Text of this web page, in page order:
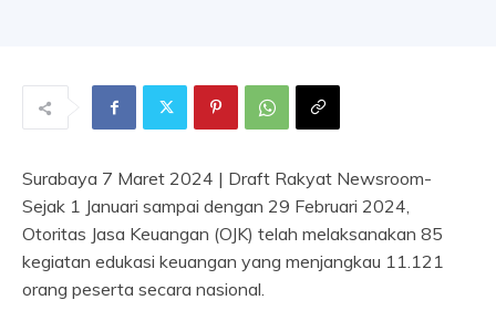
Surabaya 7 Maret 2024 | Draft Rakyat Newsroom-
Sejak 1 Januari sampai dengan 29 Februari 2024,
Otoritas Jasa Keuangan (OJK) telah melaksanakan 85
kegiatan edukasi keuangan yang menjangkau 11.121
orang peserta secara nasional.